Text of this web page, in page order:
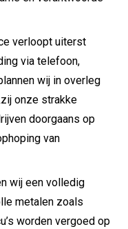
verloopt uiterst
via telefoon,
wij in overleg
onze strakke
doorgaans op
van
wij een volledig
metalen zoals
worden vergoed op